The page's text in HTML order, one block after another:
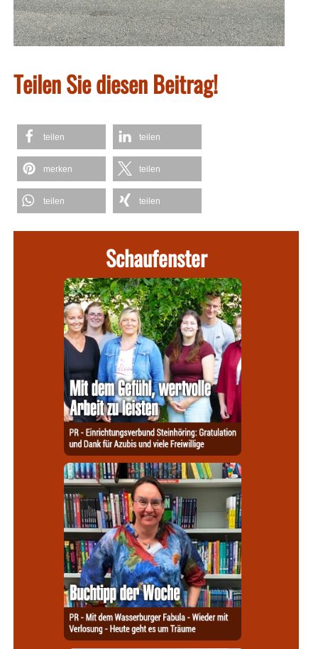
Teilen Sie diesen Beitrag!
teilen teilen
merken teilen
teilen teilen
Schaufenster